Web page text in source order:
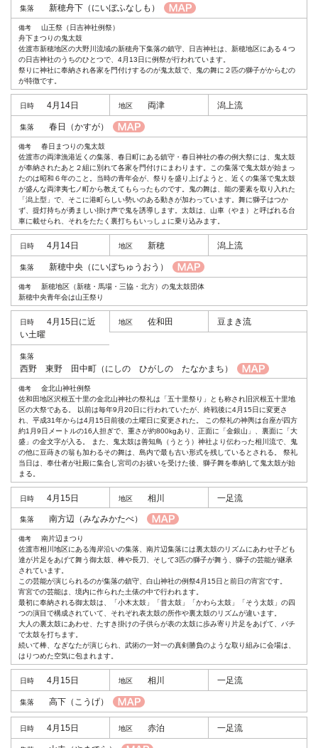
新穂舟下（にいぼふなしも）
山王祭（日吉神社例祭）
舟下まつりの鬼太鼓
佐渡市新穂地区の大野川流域の新穂舟下集落の鎮守、日吉神社は、新穂地区にある４つ
の日吉神社のうちのひとつで、4月13日に例祭が行われています。
祭りに神社に奉納され各家を門付けするのが鬼太鼓で、鬼の舞に２匹の獅子がからむの
が特徴です。
潟上流
4月14日 両津
春日 （かすが）
春日まつりの鬼太鼓
佐渡市の両津漁港近くの集落、春日町にある鎮守・春日神社の春の例大祭には、鬼太鼓
が奉納されたあと２組に別れて各家を門付けにまわります。この集落で鬼太鼓が始まっ
たのは昭和６年のこと。当時の青年会が、祭りを盛り上げようと、近くの集落で鬼太鼓
が盛んな両津夷七ノ町から教えてもらったものです。鬼の舞は、能の要素を取り入れた
「潟上型」で、そこに港町らしい勢いのある動きが加わっています。舞に獅子はつか
ず、提灯持ちが勇ましい掛け声で鬼を誘導します。太鼓は、山車（やま）と呼ばれる台
車に載せられ、それをたたく裏打ちもいっしょに乗り込みます。
潟上流
4月14日 新穂
新穂中央（にいぼちゅうおう）
新穂地区（新穂・馬場・三協・北方）の鬼太鼓団体
新穂中央青年会は山王祭り
豆まき流
4月15日に近
い土曜
佐和田
西野 東野 田中町 （にしの ひがしの たなかまち）
金北山神社例祭
佐和田地区沢根五十里の金北山神社の祭礼は「五十里祭り」とも称され旧沢根五十里地
区の大祭である。 以前は毎年9月20日に行われていたが、終戦後に4月15日に変更さ
れ、平成31年からは4月15日前後の土曜日に変更された。 この祭礼の神輿は台座が四方
約1月9日メートルの16人担ぎで、重さが約800kgあり、正面に「金銀山」、裏面に「大
盛」の金文字が入る。 また、鬼太鼓は善知鳥（うとう）神社より伝わった相川流で、鬼
の他に豆蒔きの翁も加わるその舞は、島内で最も古い形式を残しているとされる。 祭礼
当日は、奉仕者が社殿に集合し宮司のお祓いを受けた後、獅子舞を奉納して鬼太鼓が始
まる。
一足流
4月15日 相川
南方辺 （みなみかたべ）
南片辺まつり
佐渡市相川地区にある海岸沿いの集落、南片辺集落には裏太鼓のリズムにあわせ子ども
達が片足をあげて舞う御太鼓、棒や長刀、そして3匹の獅子が舞う、獅子の芸能が継承
されています。
この芸能が演じられるのが集落の鎮守、白山神社の例祭4月15日と前日の宵宮です。
宵宮での芸能は、境内に作られた土俵の中で行われます。
最初に奉納される御太鼓は、「小木太鼓」「昔太鼓」「かわら太鼓」「そう太鼓」の四
つの演目で構成されていて、それぞれ表太鼓の所作や裏太鼓のリズムが違います。
大人の裏太鼓にあわせ、たすき掛けの子供らが表の太鼓に歩み寄り片足をあげて、バチ
で太鼓を打ちます。
続いて棒、なぎなたが演じられ、武術の一対一の真剣勝負のような取り組みに会場は、
はりつめた空気に包まれます。
一足流
4月15日 相川
高下（こうげ）
一足流
4月15日 赤泊